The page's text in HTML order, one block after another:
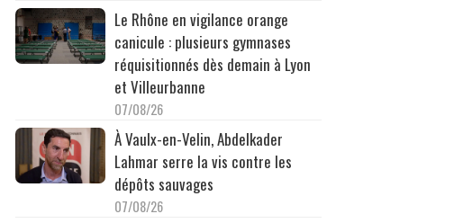
Le Rhône en vigilance orange
canicule : plusieurs gymnases
réquisitionnés dès demain à Lyon
et Villeurbanne
07/08/26
À Vaulx-en-Velin, Abdelkader
Lahmar serre la vis contre les
dépôts sauvages
07/08/26